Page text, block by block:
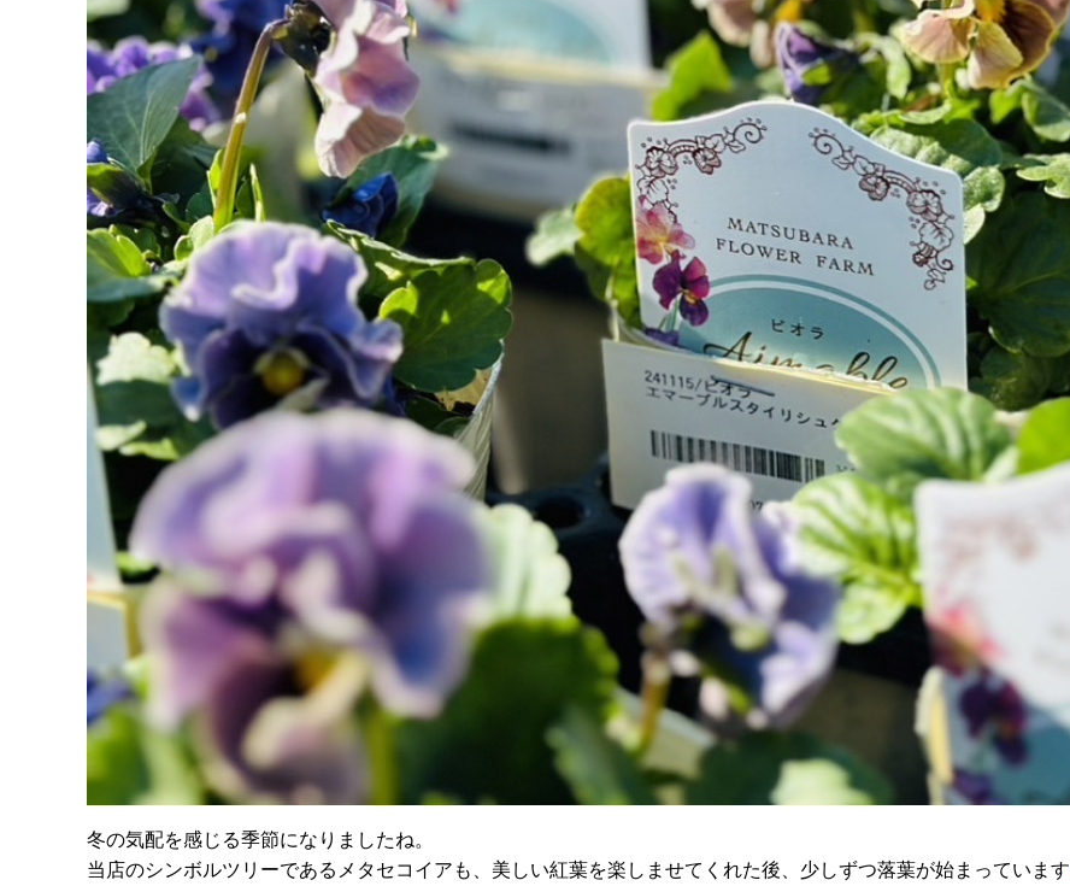
冬の気配を感じる季節になりましたね。
当店のシンボルツリーであるメタセコイアも、美しい紅葉を楽しませてくれた後、少しずつ落葉が始まっています